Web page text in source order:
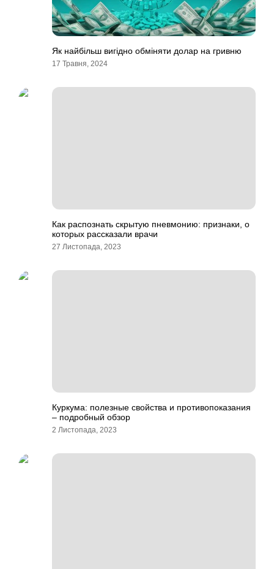
Як найбільш вигідно обміняти долар на гривню
17 Травня, 2024
Как распознать скрытую пневмонию: признаки, о
которых рассказали врачи
27 Листопада, 2023
Куркума: полезные свойства и противопоказания
– подробный обзор
2 Листопада, 2023